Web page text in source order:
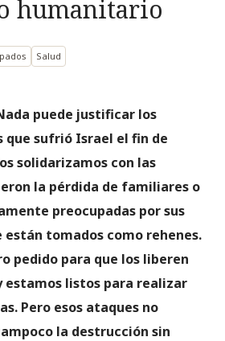
humanitario
Salud
puede justificar los
que sufrió Israel el fin de
solidarizamos con las
la pérdida de familiares o
preocupadas por sus
están tomados como rehenes.
pedido para que los liberen
listos para realizar
Pero esos ataques no
la destrucción sin